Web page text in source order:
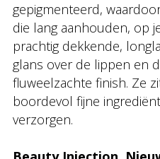
gepigmenteerd,
die lang aanhouden, op
prachtig dekkende,
glans over de lippen en
fluweelzachte finish. Ze
boordevol fijne
verzorgen.